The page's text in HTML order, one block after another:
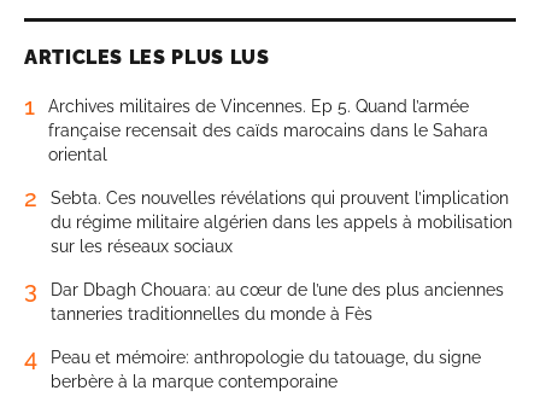
ARTICLES LES PLUS LUS
1
Archives militaires de Vincennes. Ep 5. Quand l’armée
française recensait des caïds marocains dans le Sahara
oriental
2
Sebta. Ces nouvelles révélations qui prouvent l’implication
du régime militaire algérien dans les appels à mobilisation
sur les réseaux sociaux
3
Dar Dbagh Chouara: au cœur de l’une des plus anciennes
tanneries traditionnelles du monde à Fès
4
Peau et mémoire: anthropologie du tatouage, du signe
berbère à la marque contemporaine